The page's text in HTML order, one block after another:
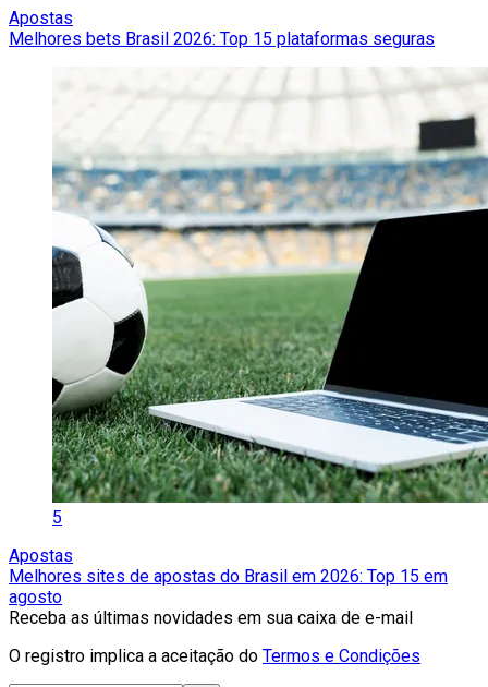
Apostas
Melhores bets Brasil 2026: Top 15 plataformas seguras
5
Apostas
Melhores sites de apostas do Brasil em 2026: Top 15 em
agosto
Receba as últimas novidades em sua caixa de e-mail
O registro implica a aceitação do Termos e Condições